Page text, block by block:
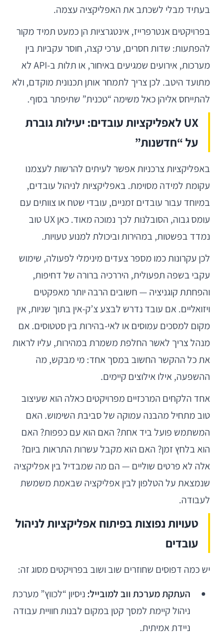
בעתיד מבלי לשכתב את האפליקציה עצמה.
בפרויקטים אנטרפרייז, אינטגרציות הן כמעט תמיד מקור
להפתעות: שדות חסרים, ערכי קצה, חוסר עקביות בין
מערכות, אירועים שמגיעים באיחור, או תלות ב-API לא
מתועד היטב. לכן צריך לתמחר אותן תכנונית מוקדם, ולא
להתייחס אליהן כאל משימה “טכנית” שתיפתר בסוף.
UX לאפליקציות עובדים: יעילות גוברת
על “חדשנות”
באפליקציות צרכניות אפשר לעיתים להרשות לעצמנו
עקומת למידה מסוימת. באפליקציות לניהול עובדים,
במיוחד עבור עובדים זמניים, עובדי שטח או צוותים עם
עומס גבוה, הסובלנות לכך נמוכה מאוד. כאן UX טוב
נמדד בפשטות, במהירות וביכולת למנוע טעויות.
לכן עקרונות כמו מספר צעדים מינימלי לפעולה, שימוש
עקבי בשפה תפעולית, היררכיה ברורה של דחיפות,
והפחתת קוגניציה — חשובים הרבה יותר מאפקטים
ויזואליים. אם עובד נדרש לבצע צ’ק-אין בתוך שניות, אין
מקום למסכים עמוסים או לאי-בהירות בין סטטוסים. אם
מנהל צריך לאשר החלפת משמרת במהירות, עליו לראות
את כל ההקשר החשוב במסך אחד: מי מבקש, מה
ההשפעה, אילו אילוצים קיימים.
אחד הלקחים המרכזיים מפרויקטים כאלה הוא שעיצוב
טוב מתחיל מהבנה עמוקה של סביבת השימוש. האם
המשתמש פועל ביד אחת? האם הוא עם כפפות? האם
הוא בלחץ זמן? האם הוא מקבל עשרות התראות ביום?
אלה לא פרטים שוליים — הם מה שמבדיל בין אפליקציה
שנמצאת על הטלפון לבין אפליקציה שבאמת משמשת
לעבודה.
טעויות נפוצות בפיתוח אפליקציות לניהול
עובדים
יש כמה דפוסים שחוזרים שוב ושוב בפרויקטים מסוג זה:
העתקת מערכת ווב למובייל: ניסיון “לכווץ” מערכת
ניהול קיימת למסך קטן במקום לבנות חוויית עבודה
ניידת אמיתית.